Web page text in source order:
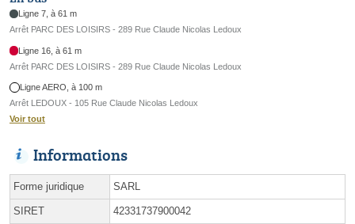
Ligne 7, à 61 m
Arrêt PARC DES LOISIRS - 289 Rue Claude Nicolas Ledoux
Ligne 16, à 61 m
Arrêt PARC DES LOISIRS - 289 Rue Claude Nicolas Ledoux
Ligne AERO, à 100 m
Arrêt LEDOUX - 105 Rue Claude Nicolas Ledoux
Voir tout
Informations
Forme juridique SARL
SIRET 42331737900042